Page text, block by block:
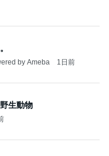
by Ameba 1日前
生動物